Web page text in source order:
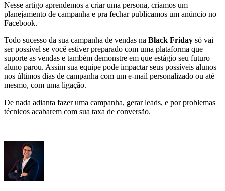
Nesse artigo aprendemos a criar uma persona, criamos um
planejamento de campanha e pra fechar publicamos um anúncio no
Facebook.
Todo sucesso da sua campanha de vendas na Black Friday só vai
ser possível se você estiver preparado com uma plataforma que
suporte as vendas e também demonstre em que estágio seu futuro
aluno parou. Assim sua equipe pode impactar seus possíveis alunos
nos últimos dias de campanha com um e-mail personalizado ou até
mesmo, com uma ligação.
De nada adianta fazer uma campanha, gerar leads, e por problemas
técnicos acabarem com sua taxa de conversão.